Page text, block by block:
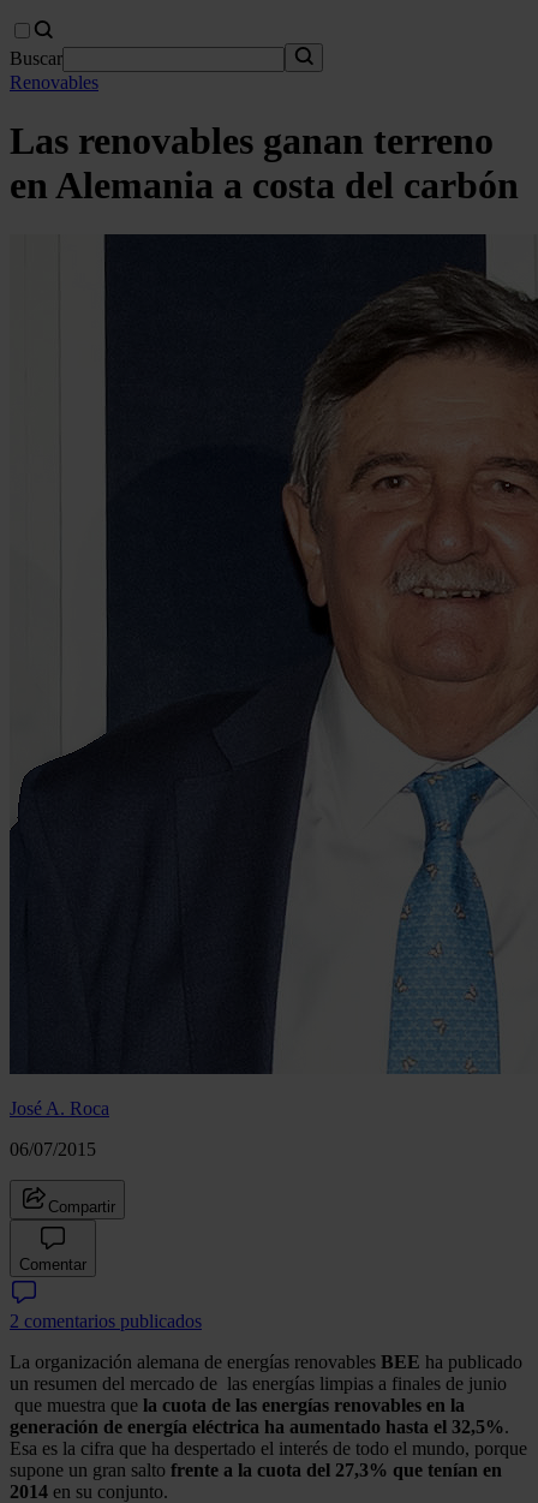
Buscar
Renovables
Las renovables ganan terreno
en Alemania a costa del carbón
José A. Roca
06/07/2015
Compartir
Comentar
2 comentarios publicados
La organización alemana de energías renovables BEE ha publicado
un resumen del mercado de las energías limpias a finales de junio
que muestra que la cuota de las energías renovables en la
generación de energía eléctrica ha aumentado hasta el 32,5%.
Esa es la cifra que ha despertado el interés de todo el mundo, porque
supone un gran salto frente a la cuota del 27,3% que tenían en
2014 en su conjunto.